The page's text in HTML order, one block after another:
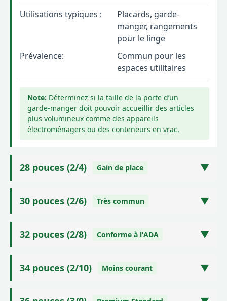
Utilisations typiques :
Placards, garde-
manger, rangements
pour le linge
Prévalence:
Commun pour les
espaces utilitaires
Déterminez si la taille de la porte d’un
garde-manger doit pouvoir accueillir des articles
plus volumineux comme des appareils
électroménagers ou des conteneurs en vrac.
28 pouces (2/4) Gain de place ▼
petites chambres où l'espace est restreint. Il est
30 pouces (2/6) Très commun ▼
autres pièces. Elle offre un passage confortable
Utilisations typiques :
Chambres, bureaux,
32 pouces (2/8) Conforme à l'ADA ▼
passages principaux. Il est important de noter
34 pouces (2/10) Moins courant ▼